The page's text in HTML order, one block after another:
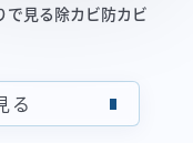
で見る除カビ防カビ
る